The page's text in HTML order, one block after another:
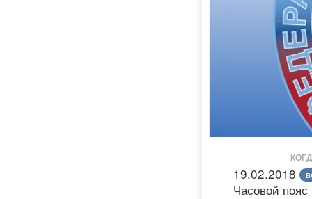
19.02.2018
Часовой пояс